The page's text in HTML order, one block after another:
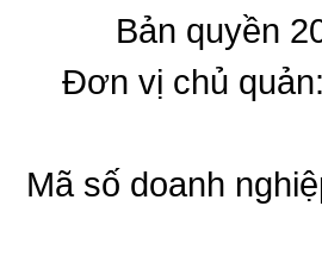
Bản quyền
Đơn vị chủ
Mã số doanh